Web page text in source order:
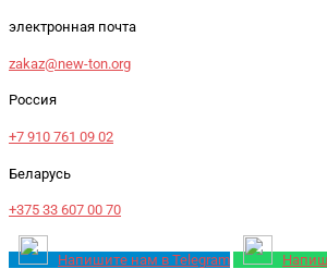
электронная почта
zakaz@new-ton.org
Россия
+7 910 761 09 02
Беларусь
+375 33 607 00 70
Напишите нам в Telegram